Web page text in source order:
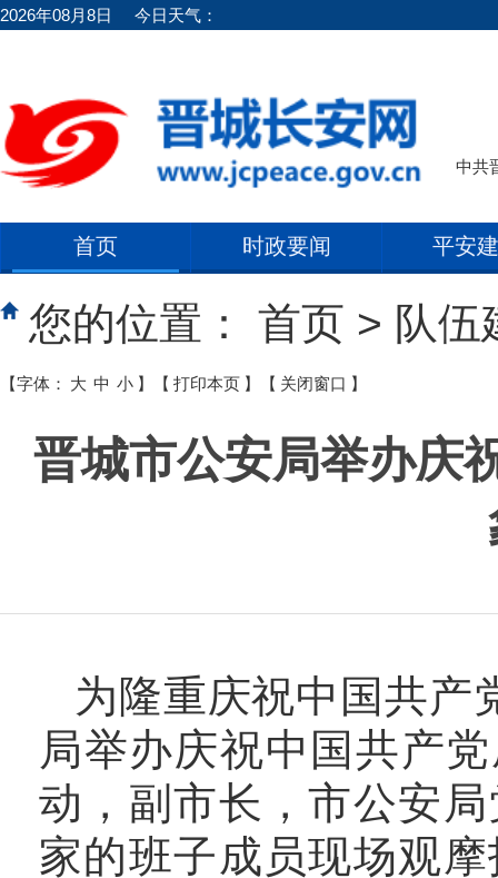
2026年08月8日 今日天气：
中共
首页 时政要闻 平安
您的位置： 首页 > 队伍
【字体： 大 中 小 】 【 打印本页 】 【 关闭窗口 】
晋城市公安局举办庆
为隆重庆祝中国共产
局举办庆祝中国共产
动，副市长，市公安
家的班子成员现场观